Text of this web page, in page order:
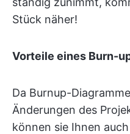
Stück näher!
Vorteile eines Burn-
Da Burnup-
Änderungen des
können sie Ihnen